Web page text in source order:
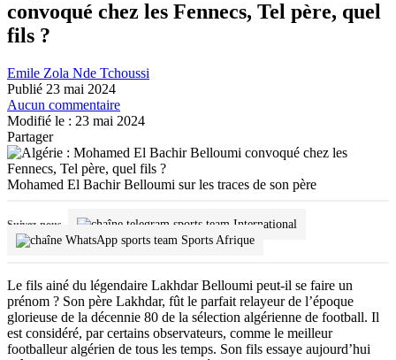
convoqué chez les Fennecs, Tel père, quel
fils ?
Emile Zola Nde Tchoussi
Publié 23 mai 2024
Aucun commentaire
Modifié le : 23 mai 2024
Partager
Mohamed El Bachir Belloumi sur les traces de son père
Suivez-nous
International
Sports Afrique
Le fils ainé du légendaire Lakhdar Belloumi peut-il se faire un
prénom ? Son père Lakhdar, fût le parfait relayeur de l’époque
glorieuse de la décennie 80 de la sélection algérienne de football. Il
est considéré, par certains observateurs, comme le meilleur
footballeur algérien de tous les temps. Son fils essaye aujourd’hui